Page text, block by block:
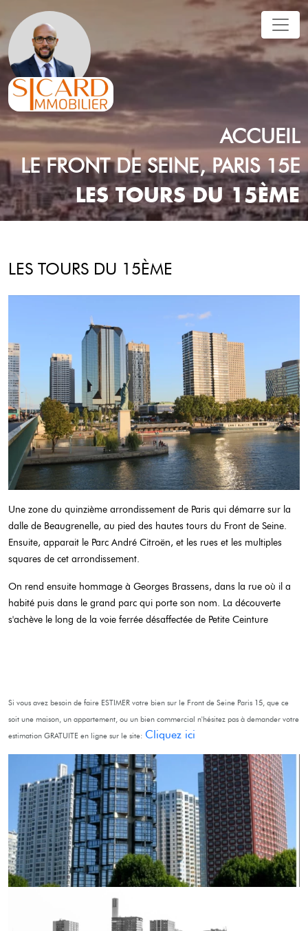
ACCUEIL
LE FRONT DE SEINE, PARIS 15E
LES TOURS DU 15ÈME
LES TOURS DU 15ÈME
Une zone du quinzième arrondissement de Paris qui démarre sur la
dalle de Beaugrenelle, au pied des hautes tours du Front de Seine.
Ensuite, apparait le Parc André Citroën, et les rues et les multiples
squares de cet arrondissement.
On rend ensuite hommage à Georges Brassens, dans la rue où il a
habité puis dans le grand parc qui porte son nom. La découverte
s'achève le long de la voie ferrée désaffectée de Petite Ceinture
Si vous avez besoin de faire ESTIMER votre bien sur le Front de Seine Paris 15, que ce
soit une maison, un appartement, ou un bien commercial n'hésitez pas à demander votre
estimation GRATUITE en ligne sur le site: Cliquez ici